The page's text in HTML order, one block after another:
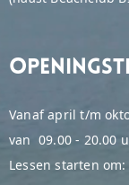
Vanaf april t/m
van 09.00 - 20.00
Lessen starten